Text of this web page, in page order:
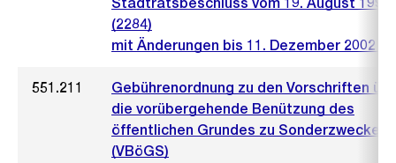
(2284)
mit Änderungen bis 11. Dezember 2002
551.211
Gebührenordnung zu den Vorschriften
die vorübergehende Benützung des
öffentlichen Grundes zu Sonderzwecken
(VBöGS)